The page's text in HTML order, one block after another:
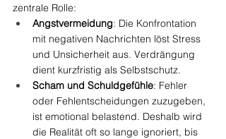
zentrale Rolle:
Angstvermeidung: Die Konfrontation
mit negativen Nachrichten löst Stress
und Unsicherheit aus. Verdrängung
dient kurzfristig als Selbstschutz.
Scham und Schuldgefühle: Fehler
oder Fehlentscheidungen zuzugeben,
ist emotional belastend. Deshalb wird
die Realität oft so lange ignoriert, bis